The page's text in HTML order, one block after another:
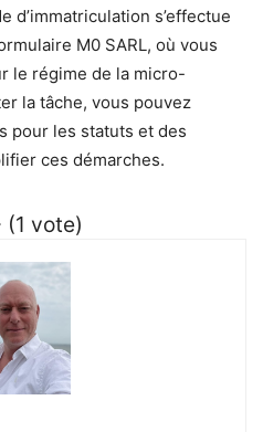
d’immatriculation s’effectue
M0 SARL, où vous
le régime de la micro-
la tâche, vous pouvez
pour les statuts et des
ces démarches.
vote)